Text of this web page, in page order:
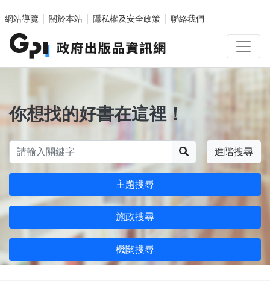
網站導覽
關於本站 隱私權及安全政策 聯絡我們
你想找的好書在這裡！
進階搜尋
主題搜尋
施政搜尋
機關搜尋